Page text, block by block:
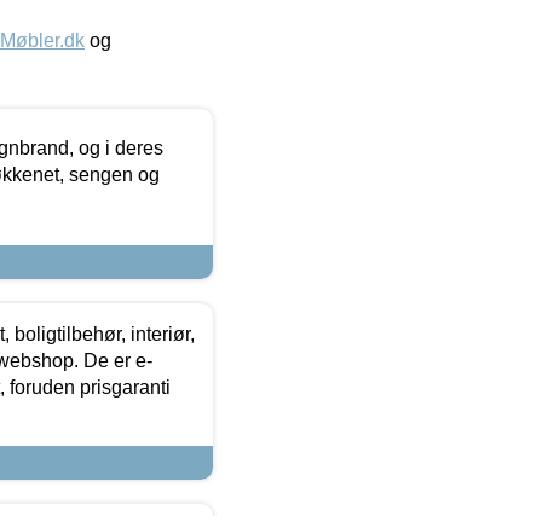
og
og i deres
sengen og
boligtilbehør, interiør,
De er e-
foruden prisgaranti